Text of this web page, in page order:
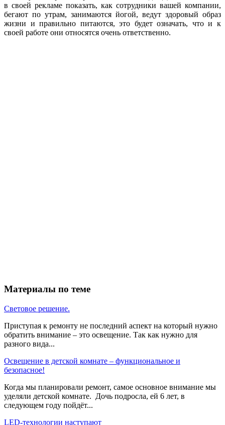
в своей рекламе показать, как сотрудники вашей компании,
бегают по утрам, занимаются йогой, ведут здоровый образ
жизни и правильно питаются, это будет означать, что и к
своей работе они относятся очень ответственно.
Материалы по теме
Световое решение.
Приступая к ремонту не последний аспект на который нужно
обратить внимание – это освещение. Так как нужно для
разного вида...
Освещение в детской комнате – функциональное и
безопасное!
Когда мы планировали ремонт, самое основное внимание мы
уделяли детской комнате. Дочь подросла, ей 6 лет, в
следующем году пойдёт...
LED-технологии наступают